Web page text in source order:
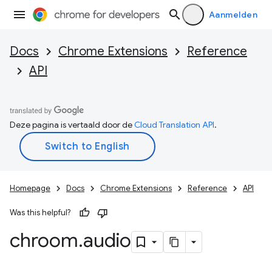
Aanmelden
Docs Chrome Extensions
Reference
API
Deze pagina is vertaald door deCloud Translation API.
Homepage Docs Chrome Extensions Reference API
Was this helpful?
chroom.audio